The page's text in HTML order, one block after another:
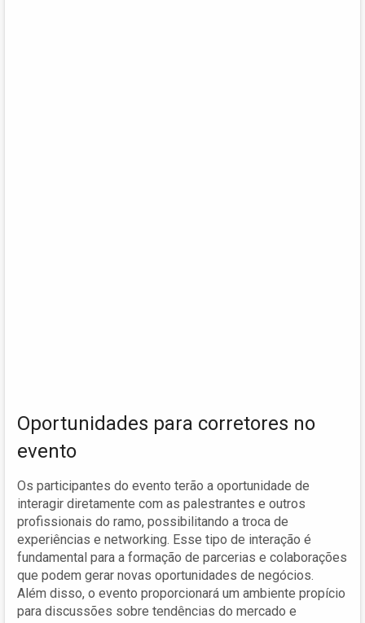
Oportunidades para corretores no
evento
Os participantes do evento terão a oportunidade de
interagir diretamente com as palestrantes e outros
profissionais do ramo, possibilitando a troca de
experiências e networking. Esse tipo de interação é
fundamental para a formação de parcerias e colaborações
que podem gerar novas oportunidades de negócios.
Além disso, o evento proporcionará um ambiente propício
para discussões sobre tendências do mercado e